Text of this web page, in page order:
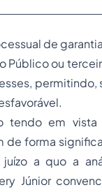
de
Público ou
permitindo,
tendo em
de forma
a quo a
Júnior